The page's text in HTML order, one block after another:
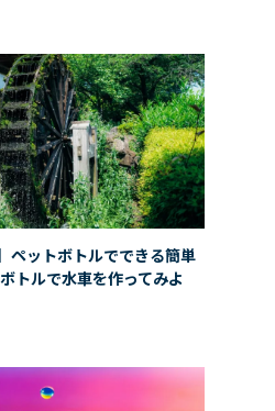
ペットボトルでできる簡単
トルで水車を作ってみよ